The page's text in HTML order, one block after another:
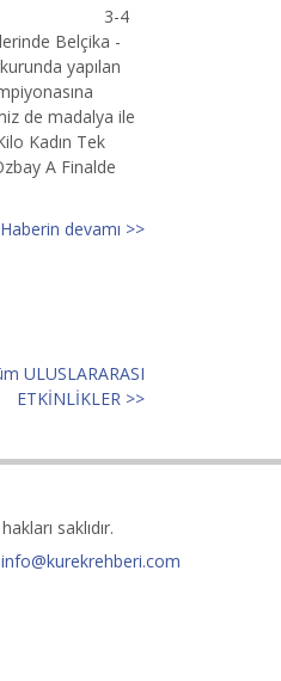
3-4
Belçika -
yapılan
de madalya ile
Kadın Tek
A Finalde
Haberin devamı >>
ULUSLARARASI
ETKİNLİKLER >>
saklıdır.
info@kurekrehberi.com